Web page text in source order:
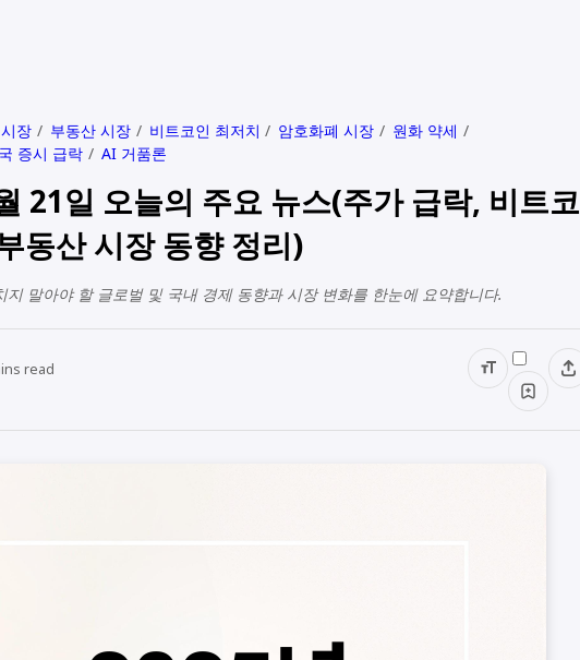
장 부동산 시장 비트코인 최저치 암호화폐 시장
원화 약세
증시 급락 AI 거품론
21일 오늘의 주요 뉴스(주가 급락, 비트코
동산 시장 동향 정리)
말아야 할 글로벌 및 국내 경제 동향과 시장 변화를 한눈에 요약합니다.
read